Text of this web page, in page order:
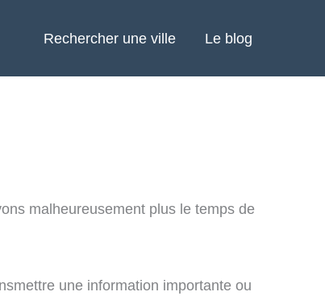
Rechercher une ville Le blog
malheureusement plus le temps de
une information importante ou